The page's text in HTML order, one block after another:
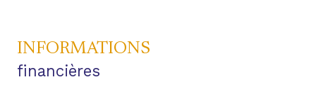
INFORMATIONS
financières